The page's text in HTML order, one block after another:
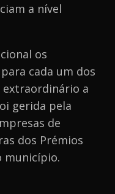
a nível
os
cada um dos
a
gerida pela
de
dos Prémios
município.